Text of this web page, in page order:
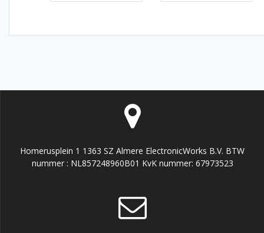
Homerusplein 1 1363 SZ Almere ElectronicWorks B.V. BTW
nummer : NL857248960B01 KvK nummer: 67973523